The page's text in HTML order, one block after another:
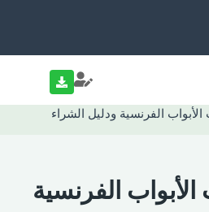
الفرنسية ودليل الشراء
الفرنسية